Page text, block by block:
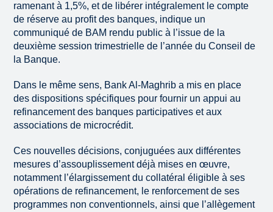
ramenant à 1,5%, et de libérer intégralement le compte
de réserve au profit des banques, indique un
communiqué de BAM rendu public à l’issue de la
deuxième session trimestrielle de l’année du Conseil de
la Banque.
Dans le même sens, Bank Al-Maghrib a mis en place
des dispositions spécifiques pour fournir un appui au
refinancement des banques participatives et aux
associations de microcrédit.
Ces nouvelles décisions, conjuguées aux différentes
mesures d’assouplissement déjà mises en œuvre,
notamment l’élargissement du collatéral éligible à ses
opérations de refinancement, le renforcement de ses
programmes non conventionnels, ainsi que l’allègement